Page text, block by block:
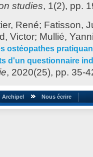
studies, 1(2), pp.
René; Fatisson,
Victor; Mullié,
ostéopathes
d'un questionnaire
, 2020(25), pp. 35-
Archipel Nous écrire